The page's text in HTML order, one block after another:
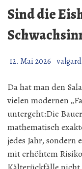
Gau.
Sind die
12. Mai 2026 valgard
Da hat man den
vielen modernen
untergeht:Die
mathematisch
jedes Jahr, sondern
mit erhöhtem